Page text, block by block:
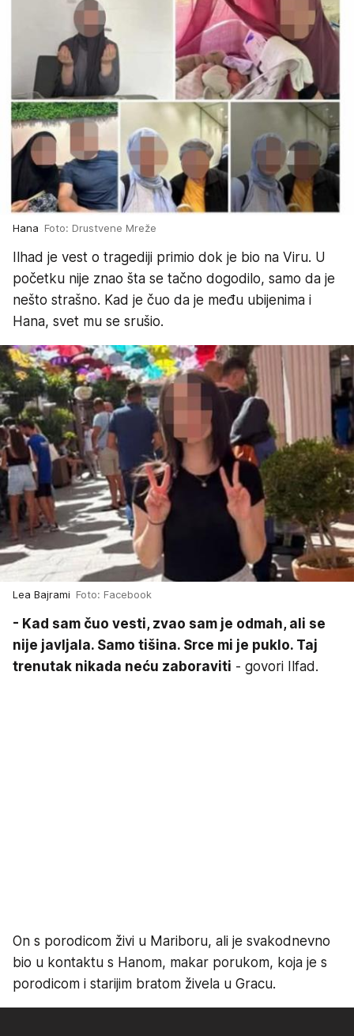
Hana Foto: Drustvene Mreže
Ilhad je vest o tragediji primio dok je bio na Viru. U
početku nije znao šta se tačno dogodilo, samo da je
nešto strašno. Kad je čuo da je među ubijenima i
Hana, svet mu se srušio.
Lea Bajrami Foto: Facebook
- Kad sam čuo vesti, zvao sam je odmah, ali se
nije javljala. Samo tišina. Srce mi je puklo. Taj
trenutak nikada neću zaboraviti - govori Ilfad.
On s porodicom živi u Mariboru, ali je svakodnevno
bio u kontaktu s Hanom, makar porukom, koja je s
porodicom i starijim bratom živela u Gracu.